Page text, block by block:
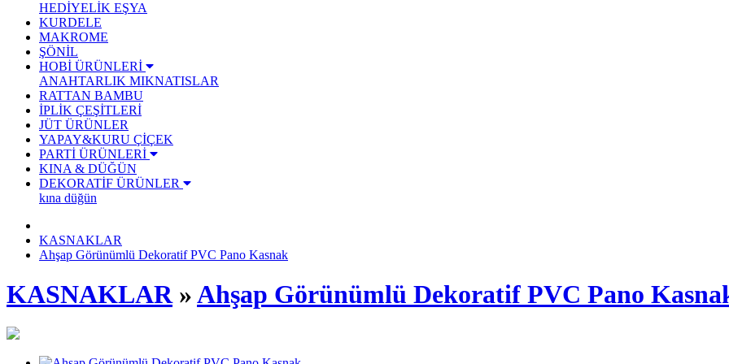
HEDİYELİK EŞYA
KURDELE
MAKROME
ŞÖNİL
HOBİ ÜRÜNLERİ
ANAHTARLIK MIKNATISLAR
RATTAN BAMBU
İPLİK ÇEŞİTLERİ
JÜT ÜRÜNLER
YAPAY&KURU ÇİÇEK
PARTİ ÜRÜNLERİ
KINA & DÜĞÜN
DEKORATİF ÜRÜNLER
kına düğün
KASNAKLAR
Ahşap Görünümlü Dekoratif PVC Pano Kasnak
KASNAKLAR »Ahşap Görünümlü Dekoratif PVC Pano